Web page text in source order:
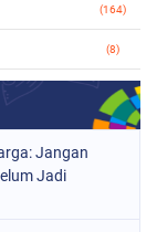
(164)
(8)
(112)
(966)
Jangan
Jadi